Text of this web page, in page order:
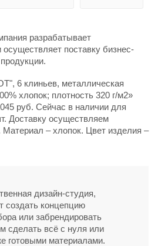
разрабатывает
поставку бизнес-
6 клиньев, металлическая
хлопок; плотность 320 г/м2»
руб. Сейчас в наличии для
Доставку осуществляем
– хлопок. Цвет изделия –
дизайн-студия,
создать концепцию
или забрендировать
сделать всё с нуля или
готовыми материалами.